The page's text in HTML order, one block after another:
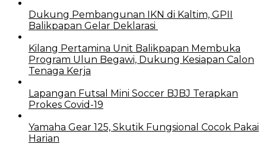
Dukung Pembangunan IKN di Kaltim, GPII
Balikpapan Gelar Deklarasi
Kilang Pertamina Unit Balikpapan Membuka
Program Ulun Begawi, Dukung Kesiapan Calon
Tenaga Kerja
Lapangan Futsal Mini Soccer BJBJ Terapkan
Prokes Covid-19
Yamaha Gear 125, Skutik Fungsional Cocok Pakai
Harian